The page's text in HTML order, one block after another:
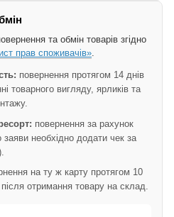
та обмін товарів згідно
прав споживачів».
повернення протягом 14 днів
товарного вигляду, ярликів та
повернення за рахунок
необхідно додати чек за
на ту ж карту протягом 10
отримання товару на склад.